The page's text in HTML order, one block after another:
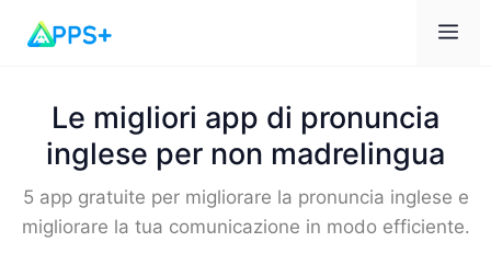
Le migliori app di pronuncia
inglese per non madrelingua
5 app gratuite per migliorare la pronuncia inglese e
migliorare la tua comunicazione in modo efficiente.